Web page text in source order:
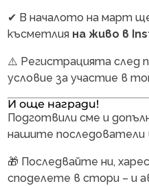
✔ В началото на март
късметлия на живо в
⚠️ Регистрацията след
условие за участие в
И още награди!
Подготвили сме и
нашите последователи
🎁 Последвайте ни,
споделете в стори – и